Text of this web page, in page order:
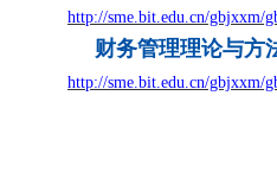
http://sme.bit.edu.cn/gbjxxm/
财务管理理论与方
http://sme.bit.edu.cn/gbjxxm/